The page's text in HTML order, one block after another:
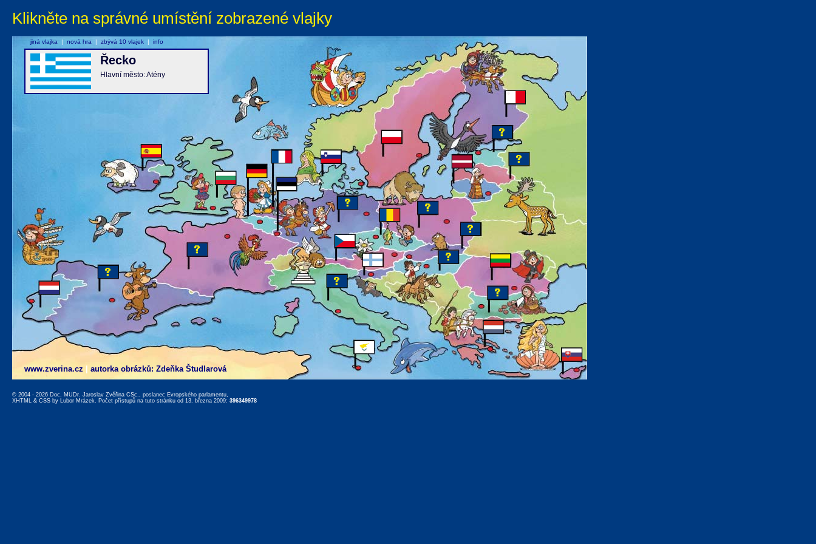
Klikněte na správné umístění zobrazené vlajky
www.zverina.cz autorka obrázků: Zdeňka Študlarová
Řecko
Hlavní město: Atény
jiná vlajka | nová hra | zbývá 10 vlajek | info
© 2004 - 2026 Doc. MUDr. Jaroslav Zvěřina CSc., poslanec Evropského parlamentu,
XHTML & CSS by Lubor Mrázek. Počet přístupů na tuto stránku od 13. března 2009: 396349978